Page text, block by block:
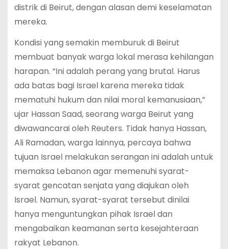
distrik di Beirut, dengan alasan demi keselamatan
mereka.
Kondisi yang semakin memburuk di Beirut
membuat banyak warga lokal merasa kehilangan
harapan. “Ini adalah perang yang brutal. Harus
ada batas bagi Israel karena mereka tidak
mematuhi hukum dan nilai moral kemanusiaan,”
ujar Hassan Saad, seorang warga Beirut yang
diwawancarai oleh Reuters. Tidak hanya Hassan,
Ali Ramadan, warga lainnya, percaya bahwa
tujuan Israel melakukan serangan ini adalah untuk
memaksa Lebanon agar memenuhi syarat-
syarat gencatan senjata yang diajukan oleh
Israel. Namun, syarat-syarat tersebut dinilai
hanya menguntungkan pihak Israel dan
mengabaikan keamanan serta kesejahteraan
rakyat Lebanon.